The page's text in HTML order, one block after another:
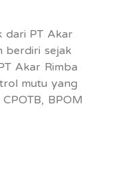
dari PT Akar
berdiri sejak
Akar Rimba
mutu yang
BPOM